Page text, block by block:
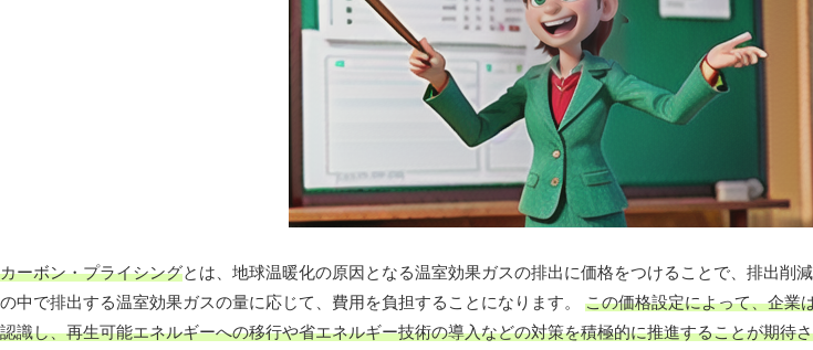
カーボン・プライシングとは、地球温暖化の原因となる温室効果ガスの排出に価格をつけることで、排出削
の中で排出する温室効果ガスの量に応じて、費用を負担することになります。 この価格設定によって、企業
認識し、再生可能エネルギーへの移行や省エネルギー技術の導入などの対策を積極的に推進することが期待